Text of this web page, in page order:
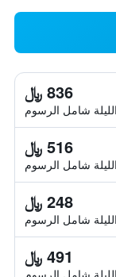
836 ﷼
شامل الرسوم
516 ﷼
شامل الرسوم
248 ﷼
شامل الرسوم
491 ﷼
شامل الرسوم